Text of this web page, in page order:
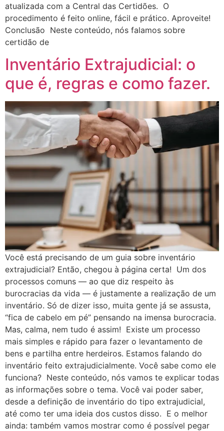
atualizada com a Central das Certidões. O
procedimento é feito online, fácil e prático. Aproveite!
Conclusão Neste conteúdo, nós falamos sobre
certidão de
Inventário Extrajudicial: o
que é, regras e como fazer.
Você está precisando de um guia sobre inventário
extrajudicial? Então, chegou à página certa! Um dos
processos comuns — ao que diz respeito às
burocracias da vida — é justamente a realização de um
inventário. Só de dizer isso, muita gente já se assusta,
“fica de cabelo em pé” pensando na imensa burocracia.
Mas, calma, nem tudo é assim! Existe um processo
mais simples e rápido para fazer o levantamento de
bens e partilha entre herdeiros. Estamos falando do
inventário feito extrajudicialmente. Você sabe como ele
funciona? Neste conteúdo, nós vamos te explicar todas
as informações sobre o tema. Você vai poder saber,
desde a definição de inventário do tipo extrajudicial,
até como ter uma ideia dos custos disso. E o melhor
ainda: também vamos mostrar como é possível pegar